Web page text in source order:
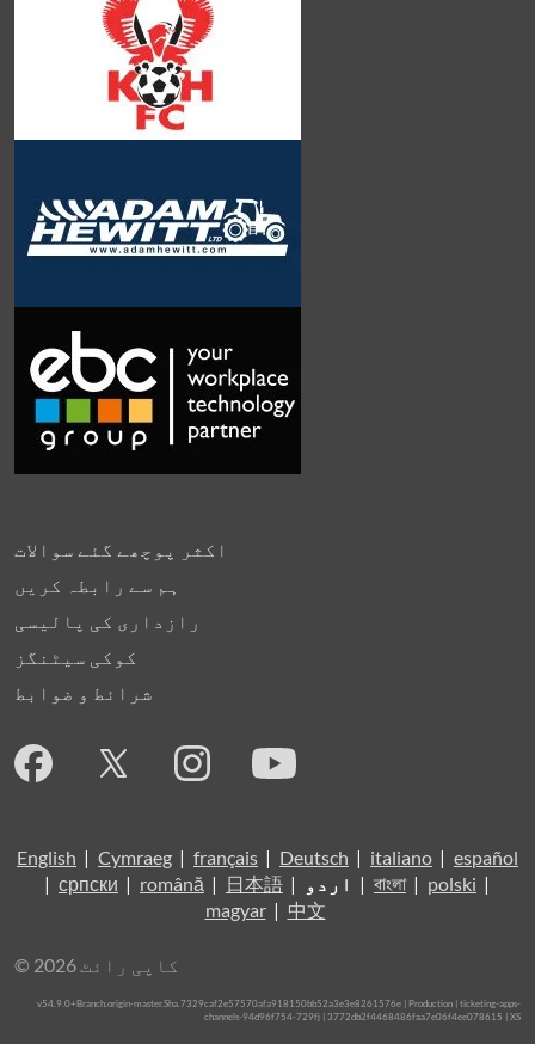
اکثر پوچھے گئے سوالات
ہم سے رابطہ کریں
رازداری کی پالیسی
کوکی سیٹنگز
شرائط و ضوابط
English | Cymraeg | français | Deutsch | italiano | español
| српски | română | 日本語 | اردو | বাংলা| polski |
magyar| 中文
© کاپی رائٹ 2026
v54.9.0+Branch.origin-master.Sha.7329caf2e57570afa918150bb52a3e3e8261576e | Production | ticketing-apps-
channels-94d96f754-729fj | 3772db2f4468486faa7e06f4ee078615 | XS